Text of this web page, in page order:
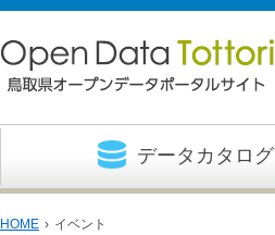
データカタログ
HOME › イベント